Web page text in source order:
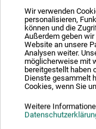
Wir verwenden
personalisieren,
können und die
Außerdem geben
Website an unsere
Analysen weiter.
möglicherweise mit
bereitgestellt haben
Dienste gesammelt
Cookies, wenn Sie
Weitere
Rahmen einfach
machen.
Schreiben Sie